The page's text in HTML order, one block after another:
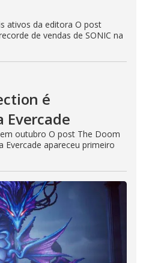
ativos da editora O post
de vendas de SONIC na
é
Evercade
outubro O post The Doom
Evercade apareceu primeiro